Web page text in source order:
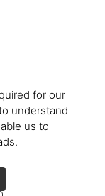
for our
understand
us to